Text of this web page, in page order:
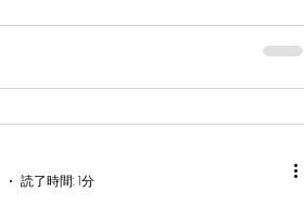
読了時間: 1分